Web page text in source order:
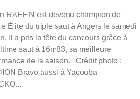
RAFFIN est devenu champion de
Élite du triple saut à Angers le samedi
Il a pris la tête du concours grâce à
saut à 16m83, sa meilleure
de la saison. Crédit photo :
Bravo aussi à Yacouba